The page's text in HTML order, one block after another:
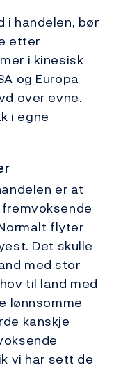
i handelen, bør
etter
i kinesisk
og Europa
over evne.
i egne
er at
flyter
Det skulle
med stor
til land med
lønnsomme
kanskje
vi har sett de